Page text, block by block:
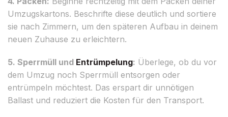
Umzugskartons. Beschrifte diese deutlich und sortiere
sie nach Zimmern, um den späteren Aufbau in deinem
neuen Zuhause zu erleichtern.
5. Sperrmüll und Entrümpelung: Überlege, ob du vor
dem Umzug noch Sperrmüll entsorgen oder
entrümpeln möchtest. Das erspart dir unnötigen
Ballast und reduziert die Kosten für den Transport.